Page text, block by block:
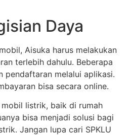
Daya
Aisuka harus melakukan
terlebih dahulu. Beberapa
pendaftaran melalui aplikasi.
bisa secara online.
listrik, baik di rumah
bisa menjadi solusi bagi
Jangan lupa cari SPKLU